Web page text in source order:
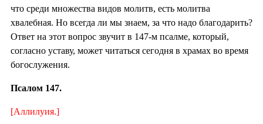
что среди множества видов молитв, есть молитва
хвалебная. Но всегда ли мы знаем, за что надо благодарить?
Ответ на этот вопрос звучит в 147-м псалме, который,
согласно уставу, может читаться сегодня в храмах во время
богослужения.
Псалом 147.
[Аллилуия.]